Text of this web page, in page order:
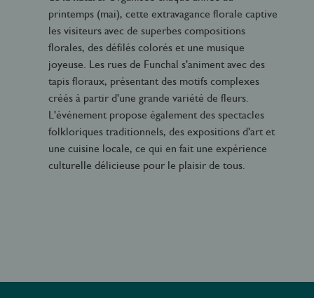
printemps (mai), cette extravagance florale captive
les visiteurs avec de superbes compositions
florales, des défilés colorés et une musique
joyeuse. Les rues de Funchal s'animent avec des
tapis floraux, présentant des motifs complexes
créés à partir d'une grande variété de fleurs.
L'événement propose également des spectacles
folkloriques traditionnels, des expositions d'art et
une cuisine locale, ce qui en fait une expérience
culturelle délicieuse pour le plaisir de tous.